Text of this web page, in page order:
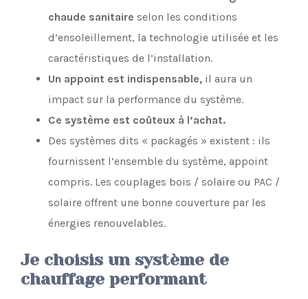
chaude sanitaire selon les conditions
d’ensoleillement, la technologie utilisée et les
caractéristiques de l’installation.
Un appoint est indispensable, il aura un
impact sur la performance du système.
Ce système est coûteux à l’achat.
Des systèmes dits « packagés » existent : ils
fournissent l’ensemble du système, appoint
compris. Les couplages bois / solaire ou PAC /
solaire offrent une bonne couverture par les
énergies renouvelables.
Je choisis un système de
chauffage performant